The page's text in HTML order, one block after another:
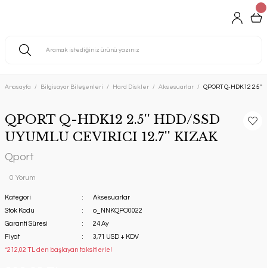
Anasayfa Bilgisayar Bileşenleri Hard Diskler Aksesuarlar QPORT Q-HDK12 2.5''
QPORT Q-HDK12 2.5'' HDD/SSD
UYUMLU CEVIRICI 12.7'' KIZAK
Qport
0 Yorum
Kategori
Aksesuarlar
Stok Kodu
o_NNKQPO0022
Garanti Süresi
24 Ay
Fiyat
3,71 USD + KDV
*212,02 TL den başlayan taksitlerle!